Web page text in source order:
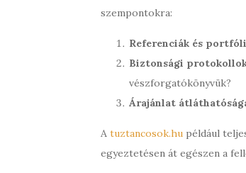
szempontokra:
Referenciák és
Biztonsági
vészforgatókönyvük?
Árajánlat
A tuztancosok.hu például
egyeztetésen át egészen a